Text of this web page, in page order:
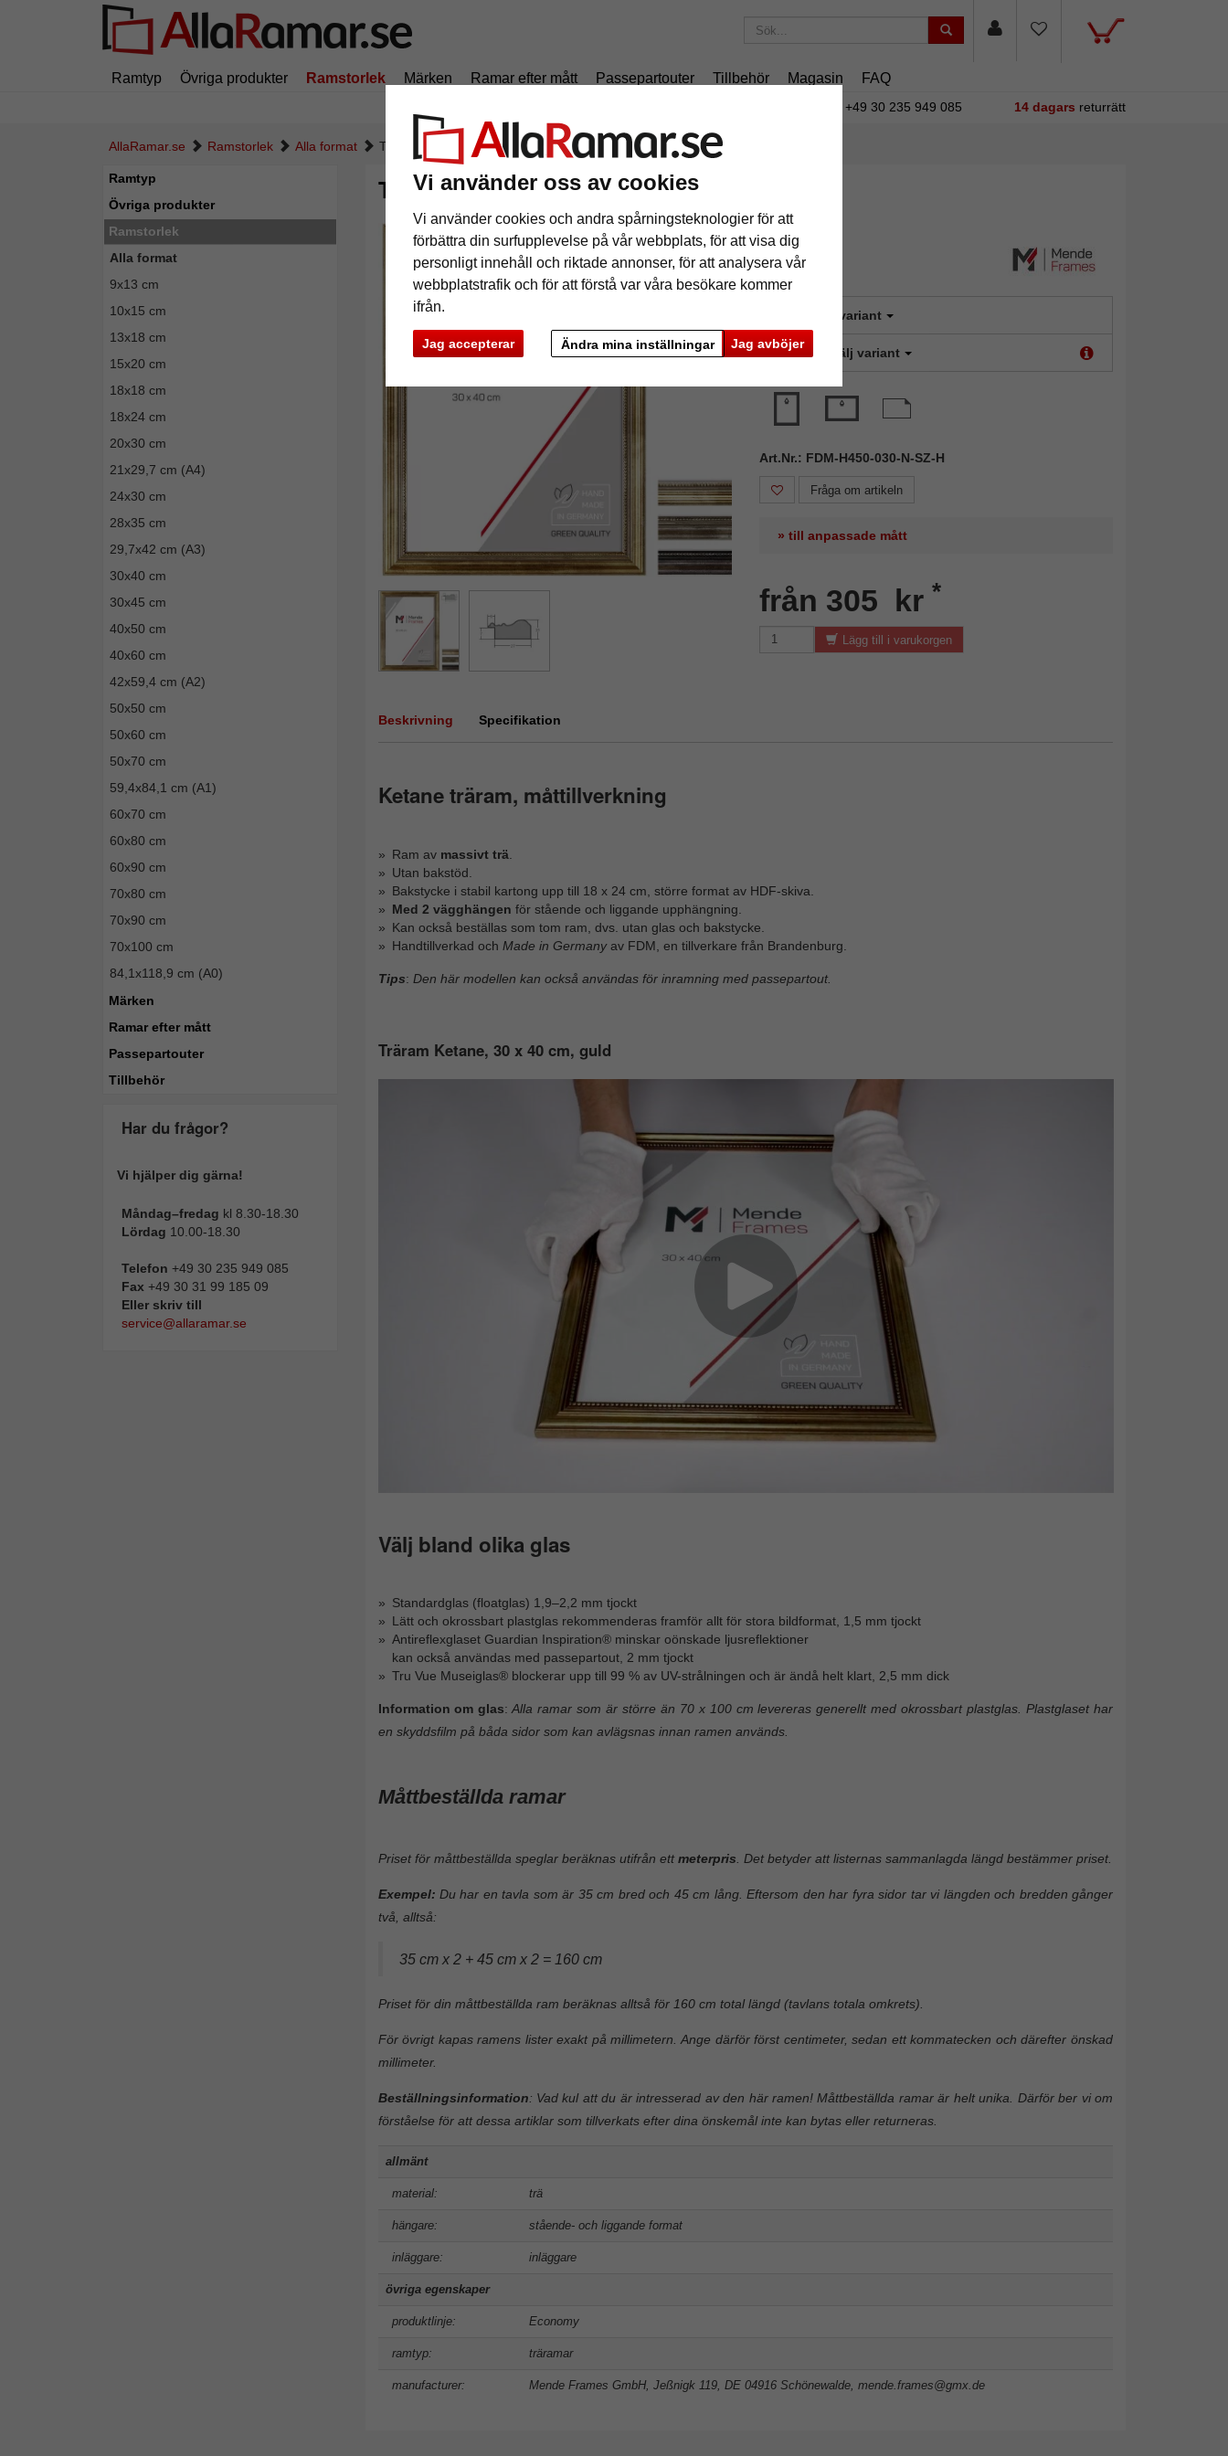
Vi använder oss av cookies
Vi använder cookies och andra spårningsteknologier för att
förbättra din surfupplevelse på vår webbplats, för att visa dig
personligt innehåll och riktade annonser, för att analysera vår
webbplatstrafik och för att förstå var våra besökare kommer
ifrån.
Jag accepterar Jag avböjer
Ändra mina inställningar
Ramtyp Övriga produkter Ramstorlek Märken Ramar efter mått Passepartouter Tillbehör Magasin FAQ
+49 30 235 949 085 14 dagars returrätt
AllaRamar.se Ramstorlek Alla format Träram Ketane måttbeställd
Ramtyp
Övriga produkter
Ramstorlek
Alla format
9x13 cm
10x15 cm
13x18 cm
15x20 cm
18x18 cm
18x24 cm
20x30 cm
21x29,7 cm (A4)
24x30 cm
28x35 cm
29,7x42 cm (A3)
30x40 cm
30x45 cm
40x50 cm
40x60 cm
42x59,4 cm (A2)
50x50 cm
50x60 cm
50x70 cm
59,4x84,1 cm (A1)
60x70 cm
60x80 cm
60x90 cm
70x80 cm
70x90 cm
70x100 cm
84,1x118,9 cm (A0)
Märken
Ramar efter mått
Passepartouter
Tillbehör
Har du frågor?
Vi hjälper dig gärna!
Måndag–fredag kl 8.30-18.30
Lördag 10.00-18.30
Telefon +49 30 235 949 085
Fax +49 30 31 99 185 09
Eller skriv till
service@allaramar.se
Träram Ketane måttbeställd
Välj variant
glasart: Välj variant
Art.Nr.: FDM-H450-030-N-SZ-H
Fråga om artikeln
» till anpassade mått
från 305 kr *
Lägg till i varukorgen
Beskrivning Specifikation
Ketane träram, måttillverkning
Ram av massivt trä
Utan bakstöd.
Bakstycke i stabil kartong upp till 18 x 24 cm, större format av HDF-skiva.
Med 2 vägghängen för stående och liggande upphängning.
Kan också beställas som tom ram, dvs. utan glas och bakstycke.
Handtillverkad och Made in Germanyav FDM, en tillverkare från Brandenburg.
Tips: Den här modellen kan också användas för inramning med passepartout.
Träram Ketane, 30 x 40 cm, guld
Välj bland olika glas
Standardglas (floatglas) 1,9–2,2 mm tjockt
Lätt och okrossbart plastglas rekommenderas framför allt för stora bildformat, 1,5 mm tjockt
Antireflexglaset Guardian Inspiration® minskar oönskade ljusreflektioner
kan också användas med passepartout, 2 mm tjockt
Tru Vue Museiglas® blockerar upp till 99 % av UV-strålningen och är ändå helt klart, 2,5 mm dick
Information om glas: Alla ramar som är större än 70 x 100 cm levereras generellt med okrossbart plastglas. Plastglaset har
en skyddsfilm på båda sidor som kan avlägsnas innan ramen används.
Måttbeställda ramar
Priset för måttbeställda speglar beräknas utifrån ett meterpris . Det betyder att listernas sammanlagda längd bestämmer priset.
Exempel: Du har en tavla som är 35 cm bred och 45 cm lång. Eftersom den har fyra sidor tar vi längden och bredden gånger
två, alltså:
35 cm x 2 + 45 cm x 2 = 160 cm
Priset för din måttbeställda ram beräknas alltså för 160 cm total längd (tavlans totala omkrets).
För övrigt kapas ramens lister exakt på millimetern. Ange därför först centimeter, sedan ett kommatecken och därefter önskad
millimeter.
Beställningsinformation: Vad kul att du är intresserad av den här ramen! Måttbeställda ramar är helt unika. Därför ber vi om
förståelse för att dessa artiklar som tillverkats efter dina önskemål inte kan bytas eller returneras.
allmänt
material: trä
hängare: stående- och liggande format
inläggare: inläggare
övriga egenskaper
produktlinje: Economy
ramtyp: träramar
manufacturer: Mende Frames GmbH, Jeßnigk 119, DE 04916 Schönewalde, mende.frames@gmx.de